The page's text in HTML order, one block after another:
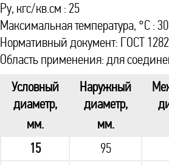
Ру, кгс/кв.см : 25
Максимальная температура, °С :
Нормативный документ: ГОСТ
Область применения: для
Условный
диаметр,
мм.
Наружный
диаметр,
мм.
15
95